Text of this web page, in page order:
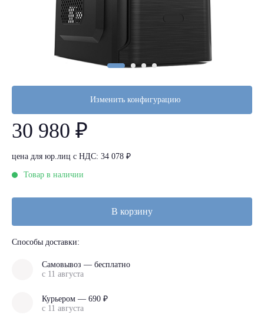
Изменить конфигурацию
30 980 ₽
цена для юр.лиц с НДС: 34 078 ₽
Товар в наличии
В корзину
Способы доставки:
Самовывоз — бесплатно
с 11 августа
Курьером — 690 ₽
с 11 августа